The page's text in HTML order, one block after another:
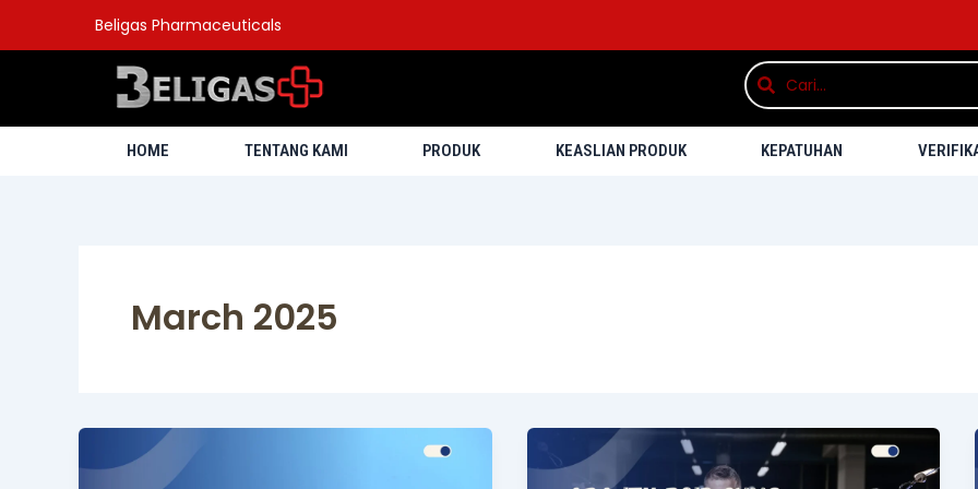
Beligas Pharmaceuticals
SearchSearch
HOME TENTANG KAMI PRODUK KEASLIAN PRODUK KEPATUHAN
March 2025
Post
pagination